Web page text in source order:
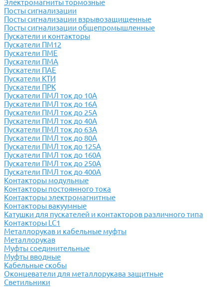
Электромагниты тормозные
Посты сигнализации
Посты сигнализации взрывозащищенные
Посты сигнализации общепромышленные
Пускатели и контакторы
Пускатели ПМ12
Пускатели ПМЕ
Пускатели ПМА
Пускатели ПАЕ
Пускатели КТИ
Пускатели ПРК
Пускатели ПМЛ ток до 10А
Пускатели ПМЛ ток до 16А
Пускатели ПМЛ ток до 25А
Пускатели ПМЛ ток до 40А
Пускатели ПМЛ ток до 63А
Пускатели ПМЛ ток до 80А
Пускатели ПМЛ ток до 125А
Пускатели ПМЛ ток до 160А
Пускатели ПМЛ ток до 250А
Пускатели ПМЛ ток до 400А
Контакторы модульные
Контакторы постоянного тока
Контакторы электромагнитные
Контакторы вакуумные
Катушки для пускателей и контакторов различного типа
Контакторы LC1
Металлорукав и кабельные муфты
Металлорукав
Муфты соединительные
Муфты вводные
Кабельные скобы
Оконцеватели для металлорукава защитные
Светильники